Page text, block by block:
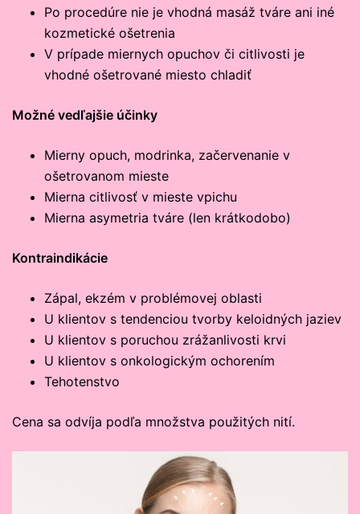
Po procedúre nie je vhodná masáž tváre ani iné
kozmetické ošetrenia
V prípade miernych opuchov či citlivosti je
vhodné ošetrované miesto chladiť
Možné vedľajšie účinky
Mierny opuch, modrinka, začervenanie v
ošetrovanom mieste
Mierna citlivosť v mieste vpichu
Mierna asymetria tváre (len krátkodobo)
Kontraindikácie
Zápal, ekzém v problémovej oblasti
U klientov s tendenciou tvorby keloidných jaziev
U klientov s poruchou zrážanlivosti krvi
U klientov s onkologickým ochorením
Tehotenstvo
Cena sa odvíja podľa množstva použitých nití.